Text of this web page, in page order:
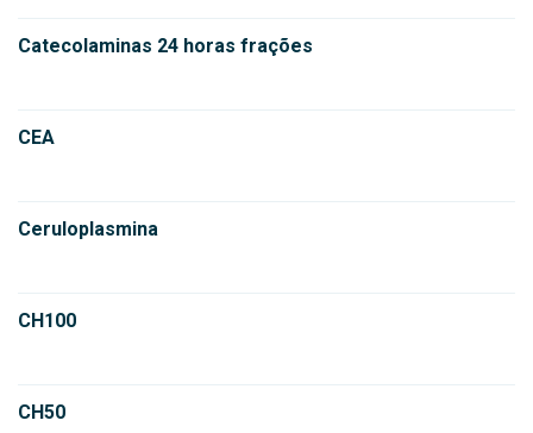
Catecolaminas 24 horas frações
CEA
Ceruloplasmina
CH100
CH50